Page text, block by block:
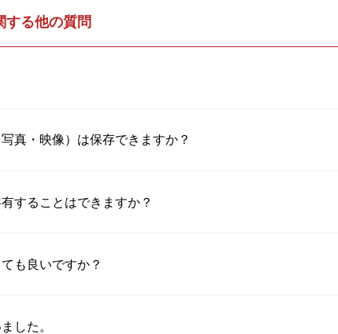
する他の質問
真・映像）は保存できますか？
することはできますか？
も良いですか？
した。